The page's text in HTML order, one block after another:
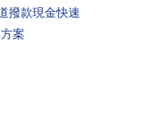
撥款現金快速
案